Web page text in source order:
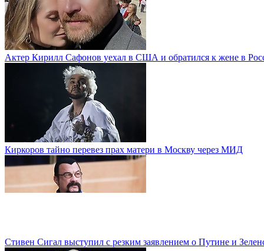
Актер Кирилл Сафонов уехал в США и обратился к жене в
Киркоров тайно перевез прах матери в Москву через МИД
Стивен Сигал выступил с резким заявлением о Путине и